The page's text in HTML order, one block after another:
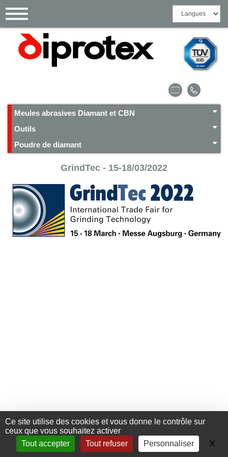
Ce site utilise des cookies et vous donne le contrôle sur
ceux que vous souhaitez activer
Tout accepter
Tout refuser Personnaliser X
Toggle
navigation
Meules abrasives Diamant et CBN
Outils
Poudre de diamant
GrindTec - 15-18/03/2022
+33 (0) 476 411 481 Contact